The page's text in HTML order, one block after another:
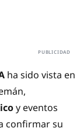
ha sido vista en
y eventos
confirmar su